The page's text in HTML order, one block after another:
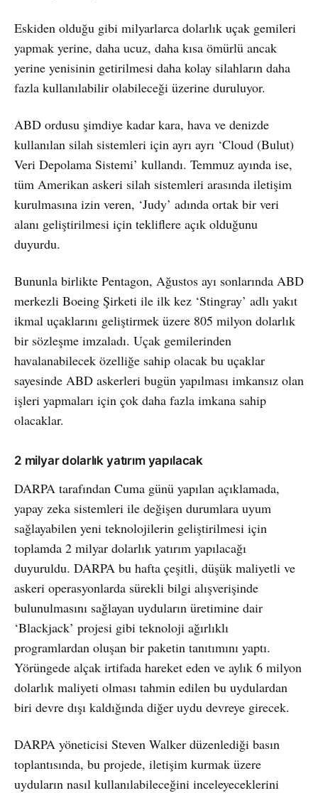
Eskiden olduğu gibi milyarlarca dolarlık uçak gemileri
yapmak yerine, daha ucuz, daha kısa ömürlü ancak
yerine yenisinin getirilmesi daha kolay silahların daha
fazla kullanılabilir olabileceği üzerine duruluyor.
ABD ordusu şimdiye kadar kara, hava ve denizde
kullanılan silah sistemleri için ayrı ayrı ‘Cloud (Bulut)
Veri Depolama Sistemi’ kullandı. Temmuz ayında ise,
tüm Amerikan askeri silah sistemleri arasında iletişim
kurulmasına izin veren, ‘Judy’ adında ortak bir veri
alanı geliştirilmesi için tekliflere açık olduğunu
duyurdu.
Bununla birlikte Pentagon, Ağustos ayı sonlarında ABD
merkezli Boeing Şirketi ile ilk kez ‘Stingray’ adlı yakıt
ikmal uçaklarını geliştirmek üzere 805 milyon dolarlık
bir sözleşme imzaladı. Uçak gemilerinden
havalanabilecek özelliğe sahip olacak bu uçaklar
sayesinde ABD askerleri bugün yapılması imkansız olan
işleri yapmaları için çok daha fazla imkana sahip
olacaklar.
2 milyar dolarlık yatırım yapılacak
DARPA tarafından Cuma günü yapılan açıklamada,
yapay zeka sistemleri ile değişen durumlara uyum
sağlayabilen yeni teknolojilerin geliştirilmesi için
toplamda 2 milyar dolarlık yatırım yapılacağı
duyuruldu. DARPA bu hafta çeşitli, düşük maliyetli ve
askeri operasyonlarda sürekli bilgi alışverişinde
bulunulmasını sağlayan uyduların üretimine dair
‘Blackjack’ projesi gibi teknoloji ağırlıklı
programlardan oluşan bir paketin tanıtımını yaptı.
Yörüngede alçak irtifada hareket eden ve aylık 6 milyon
dolarlık maliyeti olması tahmin edilen bu uydulardan
biri devre dışı kaldığında diğer uydu devreye girecek.
DARPA yöneticisi Steven Walker düzenlediği basın
toplantısında, bu projede, iletişim kurmak üzere
uyduların nasıl kullanılabileceğini inceleyeceklerini